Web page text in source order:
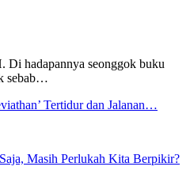
Di hadapannya seonggok buku
sebab…
Tertidur dan Jalanan…
Masih Perlukah Kita Berpikir?